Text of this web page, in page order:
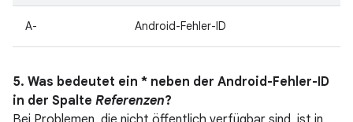
A- Android-Fehler-ID
5. Was bedeutet ein * neben der Android-Fehler-ID
in der Spalte Referenzen?